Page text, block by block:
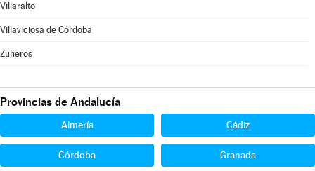
Villaralto
Villaviciosa de Córdoba
Zuheros
Provincias de Andalucía
Almería Cádiz
Córdoba Granada